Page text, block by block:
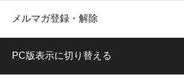
メルマガ登録・解除
PC版表示に切り替える